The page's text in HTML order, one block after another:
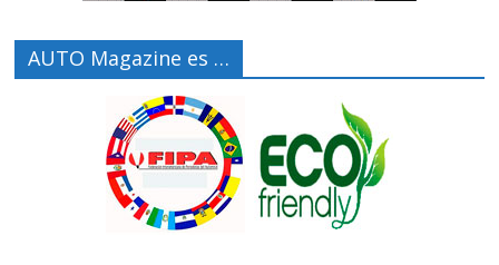
AUTO Magazine es …